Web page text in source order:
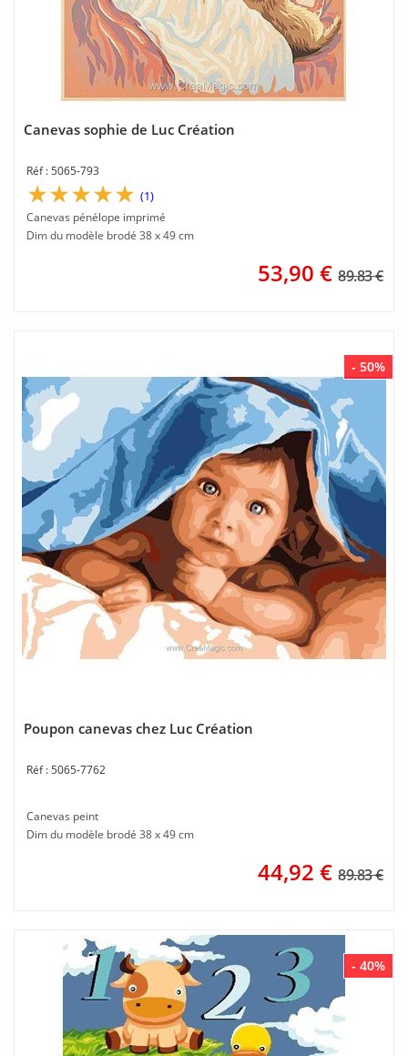
Canevas sophie de Luc Création
5065-793
(1)
Canevas pénélope imprimé
Dim du modèle brodé 38 x 49 cm
53,90 € 89.83 €
- 50%
Poupon canevas chez Luc Création
5065-7762
Canevas peint
Dim du modèle brodé 38 x 49 cm
44,92 € 89.83 €
- 40%